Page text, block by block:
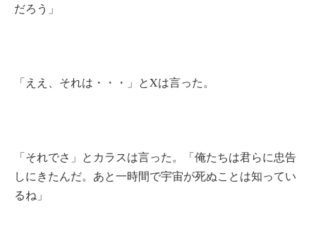
だろう」
「ええ、それは・・・」とXは言った。
「それでさ」とカラスは言った。「俺たちは君らに忠告
しにきたんだ。あと一時間で宇宙が死ぬことは知ってい
るね」